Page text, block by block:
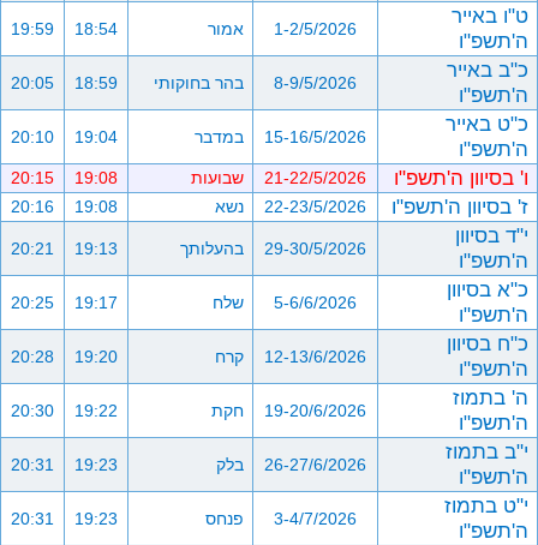
ט"ו באייר
ה'תשפ"ו
1-2/5/2026 אמור 18:54
19:59
כ"ב באייר
ה'תשפ"ו
8-9/5/2026 בהר בחוקותי 18:59
20:05
כ"ט באייר
ה'תשפ"ו
15-16/5/2026 במדבר 19:04
20:10
ו' בסיוון ה'תשפ"ו 21-22/5/2026 שבועות 19:08
20:15
ז' בסיוון ה'תשפ"ו 22-23/5/2026 נשא 19:08
20:16
י"ד בסיוון
ה'תשפ"ו
29-30/5/2026 בהעלותך 19:13
20:21
כ"א בסיוון
ה'תשפ"ו
5-6/6/2026 שלח 19:17
20:25
כ"ח בסיוון
ה'תשפ"ו
12-13/6/2026 קרח 19:20
20:28
ה' בתמוז
ה'תשפ"ו
19-20/6/2026 חקת 19:22
20:30
י"ב בתמוז
ה'תשפ"ו
26-27/6/2026 בלק 19:23
20:31
י"ט בתמוז
ה'תשפ"ו
3-4/7/2026 פנחס 19:23
20:31